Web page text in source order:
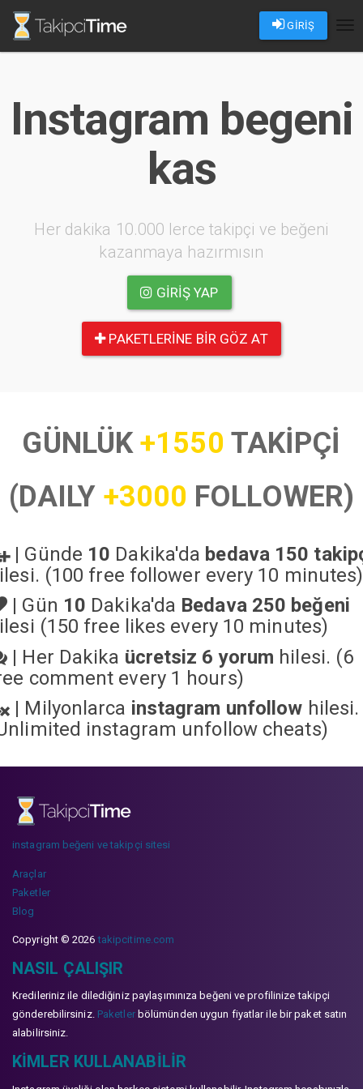
GİRİŞ
Instagram begeni
kas
Her dakika 10.000 lerce takipçi ve beğeni
kazanmaya hazırmısın
GIRIŞ YAP
PAKETLERINE BIR GÖZ AT
GÜNLÜK+1550 TAKİPÇİ
(DAILY +3000 FOLLOWER)
| Günde 10 Dakika'da bedava 150
(100 free follower every 10 minutes)
| Gün 10 Dakika'da Bedava 250 beğeni
(150 free likes every 10 minutes)
| Her Dakika ücretsiz 6 yorum hilesi. (6
comment every 1 hours)
| Milyonlarca instagram unfollow hilesi.
instagram unfollow cheats)
instagram beğeni ve takipçi sitesi
Araçlar
Paketler
Blog
Copyright © 2026takipcitime.com
NASIL ÇALIŞIR
Kredileriniz ile dilediğiniz paylaşımınıza beğeni ve profilinize takipçi
gönderebilirsiniz. Paketlerbölümünden uygun fiyatlar ile bir paket satın
alabilirsiniz.
KIMLER KULLANABILIR